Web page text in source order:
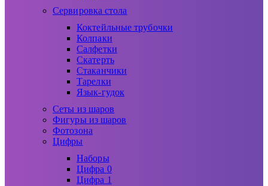
Сервировка стола
Коктейльные трубочки
Колпаки
Салфетки
Скатерть
Стаканчики
Тарелки
Язык-гудок
Сеты из шаров
Фигуры из шаров
Фотозона
Цифры
Наборы
Цифра 0
Цифра 1